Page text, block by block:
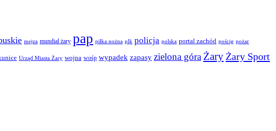
mejza mundial żary pap piłka nożna plk policja polska portal zachód pościg pożar
Urząd Miasta Żary wojna wośp wypadek zapasy zielona góra Żary Żary Sport